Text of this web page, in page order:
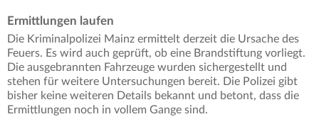
Ermittlungen laufen
Die Kriminalpolizei Mainz ermittelt derzeit die Ursache des
Feuers. Es wird auch geprüft, ob eine Brandstiftung vorliegt.
Die ausgebrannten Fahrzeuge wurden sichergestellt und
stehen für weitere Untersuchungen bereit. Die Polizei gibt
bisher keine weiteren Details bekannt und betont, dass die
Ermittlungen noch in vollem Gange sind.